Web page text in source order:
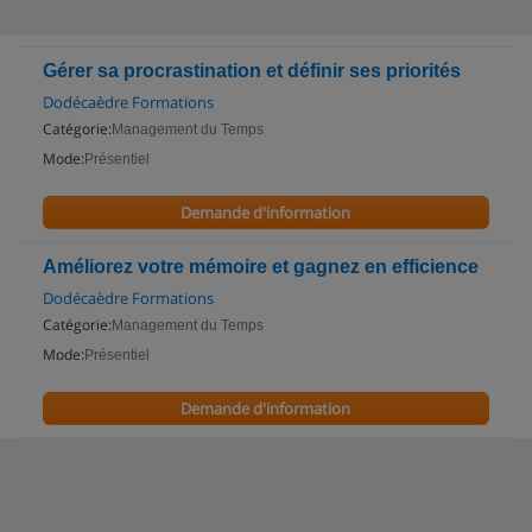
Gérer sa procrastination et définir ses priorités
Dodécaèdre Formations
Catégorie: Management du Temps
Mode: Présentiel
Demande d'information
Améliorez votre mémoire et gagnez en efficience
Dodécaèdre Formations
Catégorie: Management du Temps
Mode: Présentiel
Demande d'information